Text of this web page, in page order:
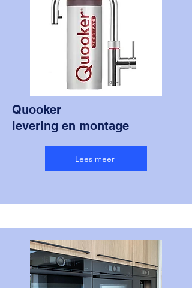
Quooker
levering en montage
Lees meer